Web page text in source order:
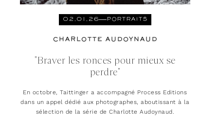
02.01.26 PORTRAITS
CHARLOTTE AUDOYNAUD
"Braver les ronces pour mieux se
perdre"
En octobre, Taittinger a accompagné Process Editions
dans un appel dédié aux photographes, aboutissant à la
sélection de la série de Charlotte Audoynaud.